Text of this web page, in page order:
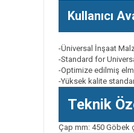
Kullanıcı
-Üniversal İnşaat
-Standard for
-Optimize edilmiş
-Yüksek kalite
Teknik
Çap mm: 450 Göbek